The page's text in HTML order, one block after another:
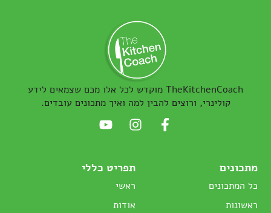
TheKitchenCoach מוקדש לכל אלו מכם שצמאים לידע
קולינרי, ורוצים להבין למה ואיך מתכונים עובדים.
מתכונים
כל המתכונים
ראשונות
תפריט כללי
ראשי
אודות